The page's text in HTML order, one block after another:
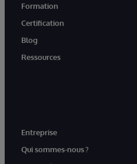
Formation
Certification
Blog
Ressources
Entreprise
Qui sommes-nous ?